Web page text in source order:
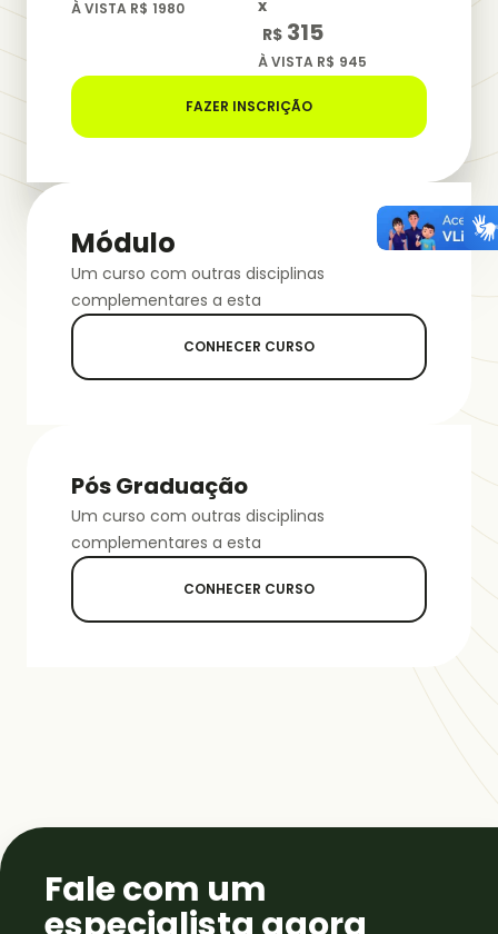
À VISTA R$ 1980
x
R$ 315
À VISTA R$ 945
FAZER INSCRIÇÃO
Módulo
Um curso com outras disciplinas
complementares a esta
CONHECER CURSO
Pós Graduação
Um curso com outras disciplinas
complementares a esta
CONHECER CURSO
Fale com um